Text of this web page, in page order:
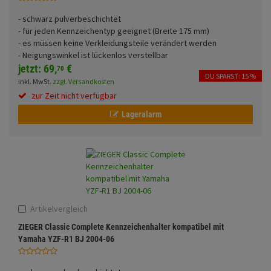
Gepäck Zubehör
Zubehör
Merchandise
Anmelden | Registrieren Merkzettel
Funktionen
Glasfarbe
Land
Motive
- schwarz pulverbeschichtet
- für jeden Kennzeichentyp geeignet (Breite 175 mm)
- es müssen keine Verkleidungsteile verändert werden
- Neigungswinkel ist lückenlos verstellbar
jetzt: 69,70 €
DU SPARST: 15 %
inkl. MwSt. zzgl. Versandkosten
zur Zeit nicht verfügbar
Lageralarm
Artikelvergleich
ZIEGER Classic Complete Kennzeichenhalter kompatibel mit
Yamaha YZF-R1 BJ 2004-06